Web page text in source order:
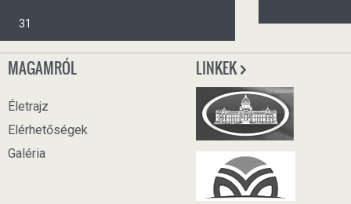
31
MAGAMRÓL
Életrajz
Elérhetőségek
Galéria
LINKEK